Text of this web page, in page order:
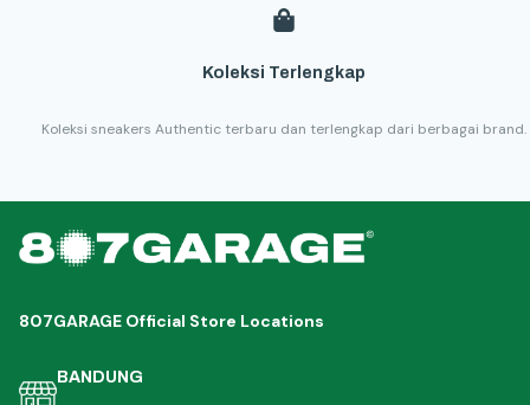
Koleksi Terlengkap
Koleksi sneakers Authentic terbaru dan terlengkap dari berbagai brand.
807GARAGE Official Store Locations
BANDUNG